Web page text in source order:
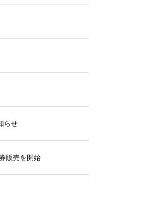
らせ
販売を開始